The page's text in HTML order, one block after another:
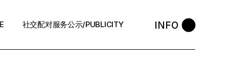
社交配对服务公示/PUBLICITY INFO